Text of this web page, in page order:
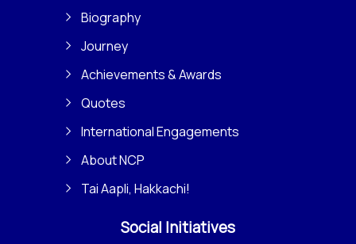
Biography
Journey
Achievements & Awards
Quotes
International Engagements
About NCP
Tai Aapli, Hakkachi!
Social Initiatives